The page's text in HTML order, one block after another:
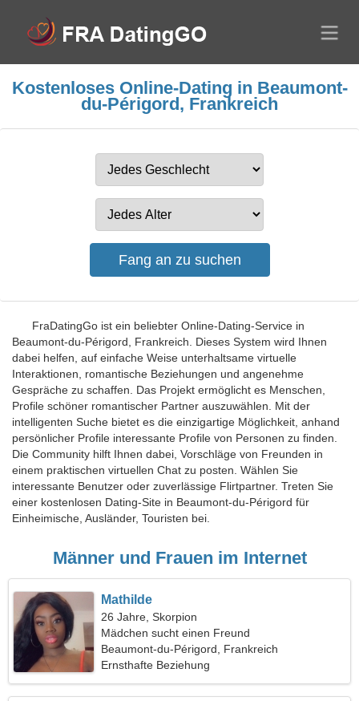
Kostenloses Online-Dating in Beaumont-
du-Périgord, Frankreich
FraDatingGo ist ein beliebter Online-Dating-Service in
Beaumont-du-Périgord, Frankreich. Dieses System wird Ihnen
dabei helfen, auf einfache Weise unterhaltsame virtuelle
Interaktionen, romantische Beziehungen und angenehme
Gespräche zu schaffen. Das Projekt ermöglicht es Menschen,
Profile schöner romantischer Partner auszuwählen. Mit der
intelligenten Suche bietet es die einzigartige Möglichkeit, anhand
persönlicher Profile interessante Profile von Personen zu finden.
Die Community hilft Ihnen dabei, Vorschläge von Freunden in
einem praktischen virtuellen Chat zu posten. Wählen Sie
interessante Benutzer oder zuverlässige Flirtpartner. Treten Sie
einer kostenlosen Dating-Site in Beaumont-du-Périgord für
Einheimische, Ausländer, Touristen bei.
Männer und Frauen im Internet
Mathilde
26 Jahre, Skorpion
Mädchen sucht einen Freund
Beaumont-du-Périgord, Frankreich
Ernsthafte Beziehung